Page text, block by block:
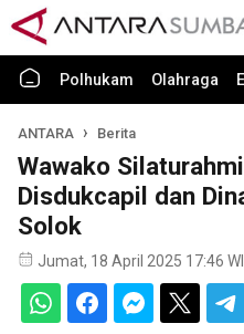
Polhukam Olahraga
ANTARA Berita
Wawako
Disdukcapil dan
Solok
Jumat, 18 April 2025 17:46